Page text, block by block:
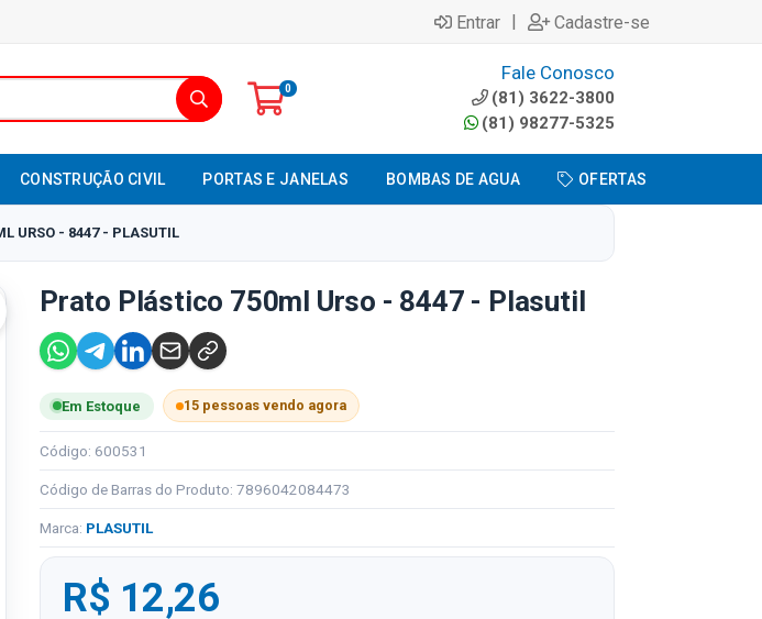
Entrar | Cadastre-se
0
Fale Conosco
(81) 3622-3800
(81) 98277-5325
CONSTRUÇÃO CIVIL PORTAS E JANELAS BOMBAS DE AGUA OFERTAS
URSO - 8447 - PLASUTIL
Prato Plástico 750ml Urso - 8447 - Plasutil
Em Estoque 15 pessoas vendo agora
Código: 600531
Código de Barras do Produto: 7896042084473
Marca: PLASUTIL
R$ 12,26